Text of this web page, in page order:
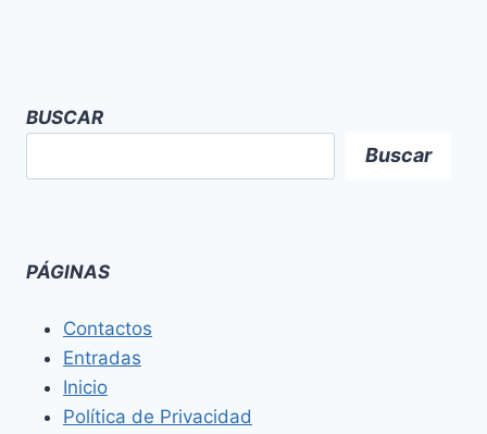
BUSCAR
Buscar
PÁGINAS
Contactos
Entradas
Inicio
Política de Privacidad